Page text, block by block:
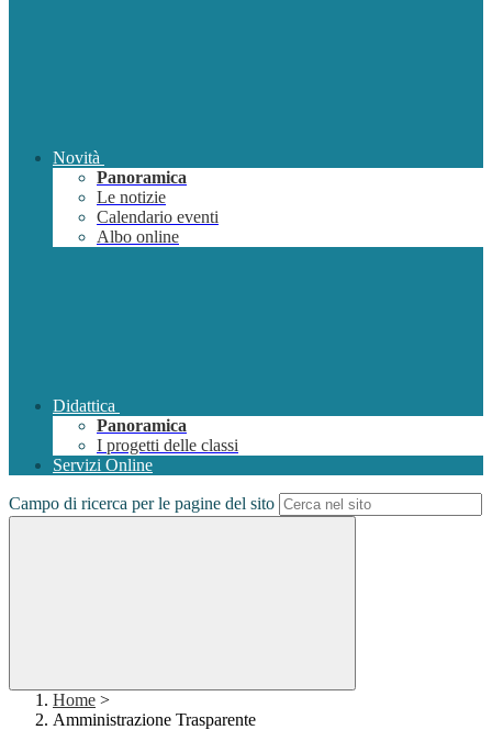
Novità
Panoramica
Le notizie
Calendario eventi
Albo online
Didattica
Panoramica
I progetti delle classi
Servizi Online
Campo di ricerca per le pagine del sito
Home >
Amministrazione Trasparente